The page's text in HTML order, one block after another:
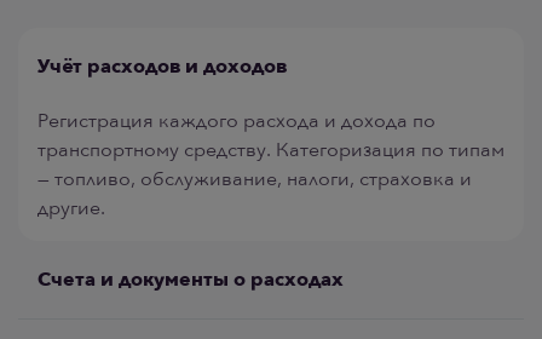
Учёт расходов и доходов
Регистрация каждого расхода и дохода по
транспортному средству. Категоризация по типам
— топливо, обслуживание, налоги, страховка и
другие.
Счета и документы о расходах